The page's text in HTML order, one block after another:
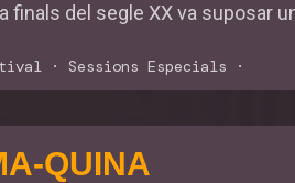
finals del segle XX va suposar
· Sessions Especials ·
QUINA